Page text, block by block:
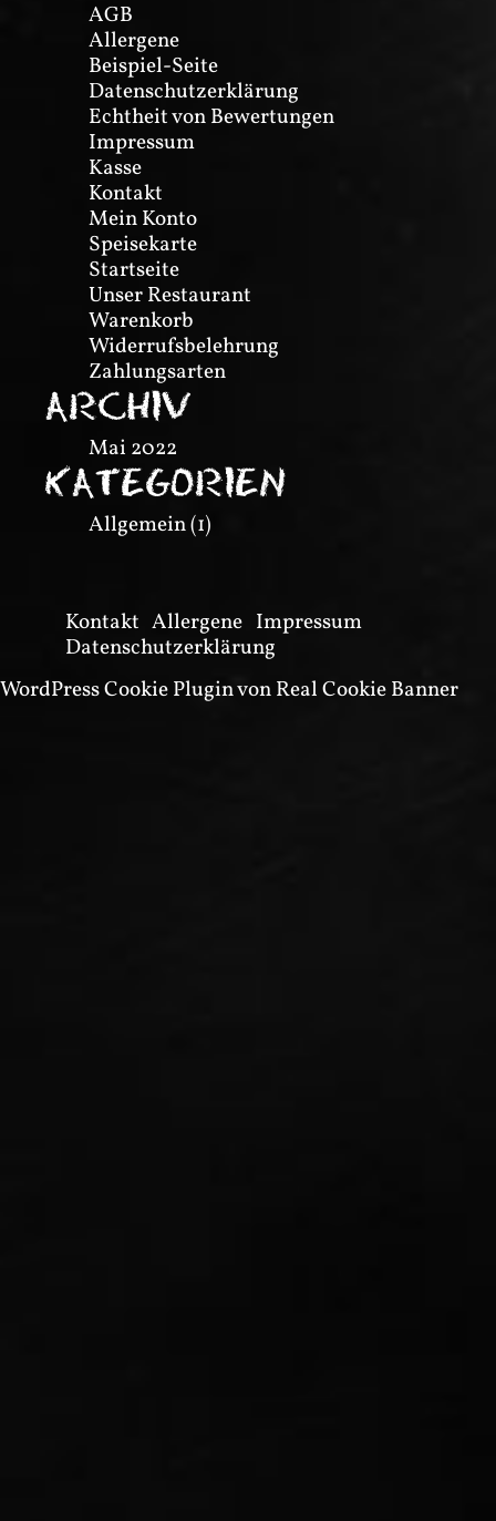
AGB
Allergene
Beispiel-Seite
Datenschutzerklärung
Echtheit von Bewertungen
Impressum
Kasse
Kontakt
Mein Konto
Speisekarte
Startseite
Unser Restaurant
Warenkorb
Widerrufsbelehrung
Zahlungsarten
ARCHIV
Mai 2022
KATEGORIEN
Allgemein(1)
Kontakt Allergene Impressum
Datenschutzerklärung
WordPress Cookie Plugin von Real Cookie Banner